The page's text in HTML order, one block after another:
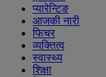
प्यारेन्टिङ
आजकी नारी
फिचर
व्यक्तित्व
स्वास्थ्य
शिक्षा